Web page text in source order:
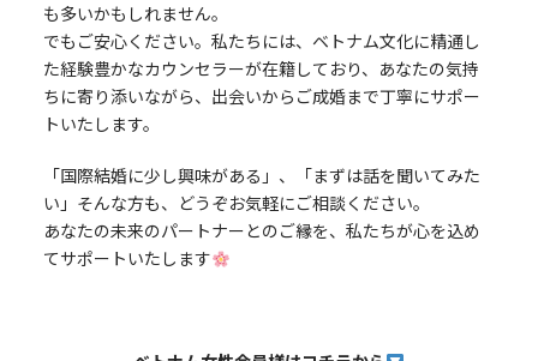
も多いかもしれません。
でもご安心ください。私たちには、ベトナム文化に精通し
た経験豊かなカウンセラーが在籍しており、あなたの気持
ちに寄り添いながら、出会いからご成婚まで丁寧にサポー
トいたします。
「国際結婚に少し興味がある」、「まずは話を聞いてみた
い」そんな方も、どうぞお気軽にご相談ください。
あなたの未来のパートナーとのご縁を、私たちが心を込め
てサポートいたします